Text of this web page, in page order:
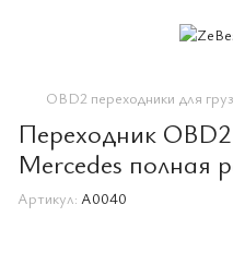
OBD2 переходники для
Переходник
Mercedes полная
Артикул: A0040